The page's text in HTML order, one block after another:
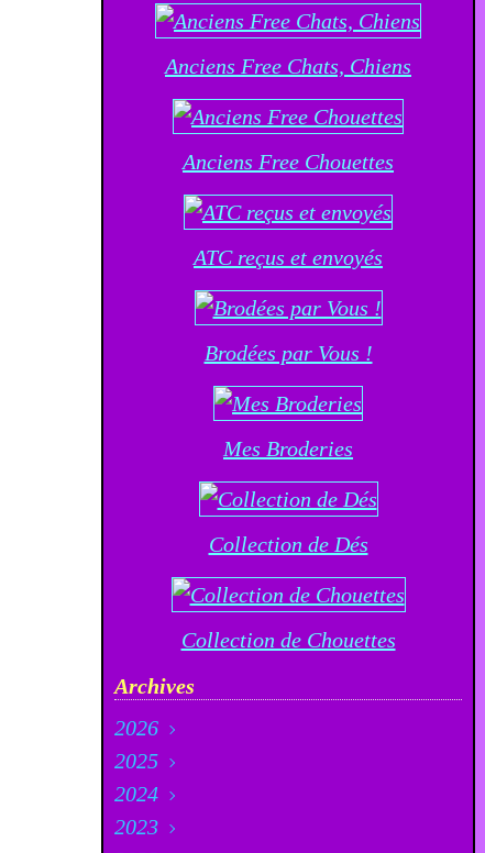
Anciens Free Chats, Chiens
Anciens Free Chouettes
ATC reçus et envoyés
Brodées par Vous !
Mes Broderies
Collection de Dés
Collection de Chouettes
Archives
2026
Août
Juillet
Juin
2025
Décembre
Novembre
2024
Décembre
2023